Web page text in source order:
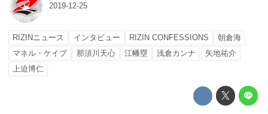
2019-12-25
RIZINニュース インタビュー RIZIN CONFESSIONS
朝倉海
マネル・ケイプ
那須川天心 江幡塁 浅倉カンナ
矢地祐介
上迫博仁